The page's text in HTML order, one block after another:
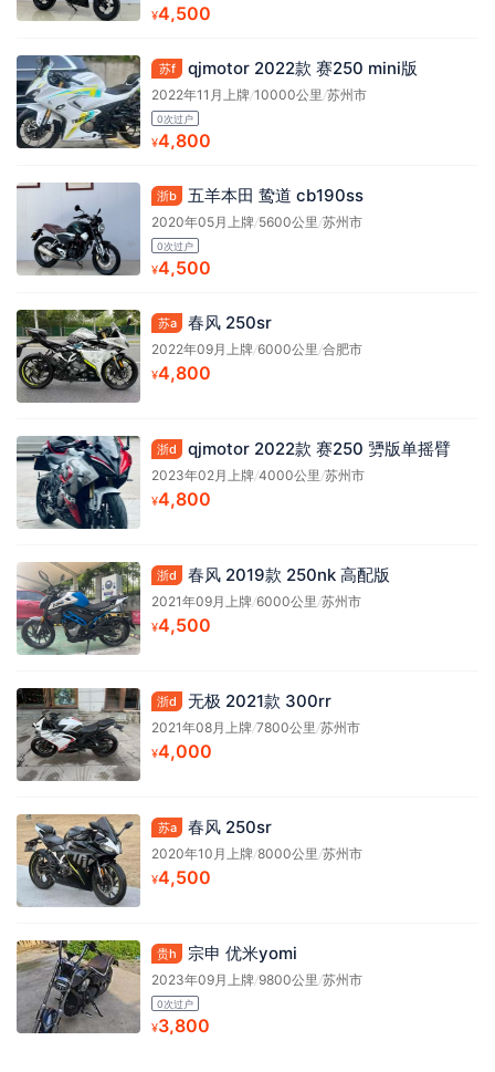
¥4,500
苏f qjmotor 2022款 赛250 mini版
2022年11月上牌/10000公里 /苏州市
0次过户
¥4,800
浙b 五羊本田 鸷道 cb190ss
2020年05月上牌/5600公里 /苏州市
0次过户
¥4,500
苏a 春风 250sr
2022年09月上牌/6000公里 /合肥市
¥4,800
浙d qjmotor 2022款 赛250 勥版单摇臂
2023年02月上牌/4000公里 /苏州市
¥4,800
浙d 春风 2019款 250nk 高配版
2021年09月上牌/6000公里 /苏州市
¥4,500
浙d 无极 2021款 300rr
2021年08月上牌/7800公里 /苏州市
¥4,000
苏a 春风 250sr
2020年10月上牌/8000公里 /苏州市
¥4,500
贵h 宗申 优米yomi
2023年09月上牌/9800公里 /苏州市
0次过户
¥3,800